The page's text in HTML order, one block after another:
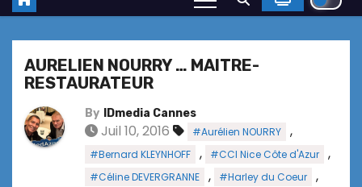
AURELIEN NOURRY … MAITRE-
RESTAURATEUR
By IDmedia Cannes
Juil 10, 2016 #Aurélien NOURRY ,
#Bernard KLEYNHOFF , #CCI Nice Côte d'Azur ,
#Céline DEVERGRANNE , #Harley du Coeur ,